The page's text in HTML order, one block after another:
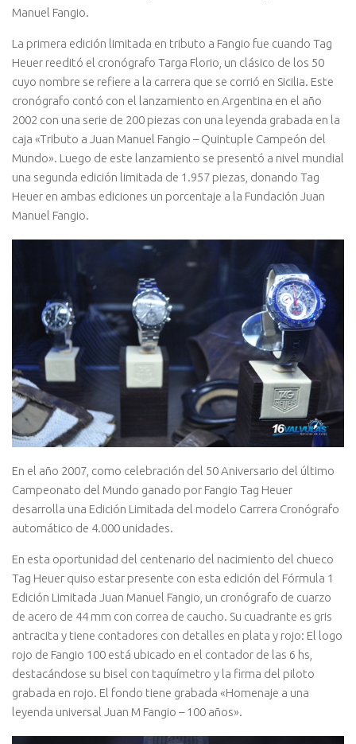
Manuel Fangio.
La primera edición limitada en tributo a Fangio fue cuando Tag
Heuer reeditó el cronógrafo Targa Florio, un clásico de los 50
cuyo nombre se refiere a la carrera que se corrió en Sicilia. Este
cronógrafo contó con el lanzamiento en Argentina en el año
2002 con una serie de 200 piezas con una leyenda grabada en la
caja «Tributo a Juan Manuel Fangio – Quintuple Campeón del
Mundo». Luego de este lanzamiento se presentó a nivel mundial
una segunda edición limitada de 1.957 piezas, donando Tag
Heuer en ambas ediciones un porcentaje a la Fundación Juan
Manuel Fangio.
En el año 2007, como celebración del 50 Aniversario del último
Campeonato del Mundo ganado por Fangio Tag Heuer
desarrolla una Edición Limitada del modelo Carrera Cronógrafo
automático de 4.000 unidades.
En esta oportunidad del centenario del nacimiento del chueco
Tag Heuer quiso estar presente con esta edición del Fórmula 1
Edición Limitada Juan Manuel Fangio, un cronógrafo de cuarzo
de acero de 44 mm con correa de caucho. Su cuadrante es gris
antracita y tiene contadores con detalles en plata y rojo: El logo
rojo de Fangio 100 está ubicado en el contador de las 6 hs,
destacándose su bisel con taquímetro y la firma del piloto
grabada en rojo. El fondo tiene grabada «Homenaje a una
leyenda universal Juan M Fangio – 100 años».